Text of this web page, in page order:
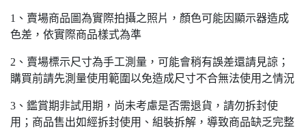
1、賣場商品圖為實際拍攝之照片，顏色可能因顯示器造成
色差，依實際商品樣式為準
2、賣場標示尺寸為手工測量，可能會稍有誤差還請見諒；
購買前請先測量使用範圍以免造成尺寸不合無法使用之情況
3、鑑賞期非試用期，尚未考慮是否需退貨，請勿拆封使
用；商品售出如經拆封使用、組裝拆解，導致商品缺乏完整